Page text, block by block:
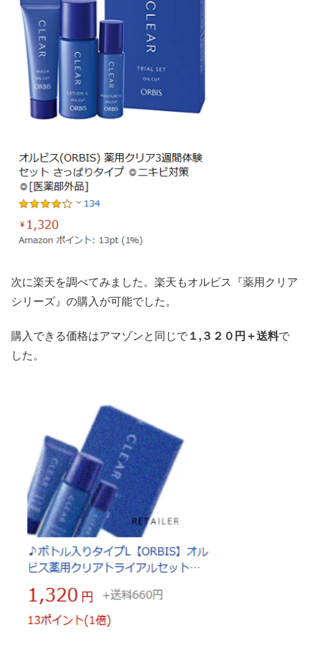
次に楽天を調べてみました。楽天もオルビス『薬用クリア
シリーズ』の購入が可能でした。
購入できる価格はアマゾンと同じで１,３２０円＋送料で
した。